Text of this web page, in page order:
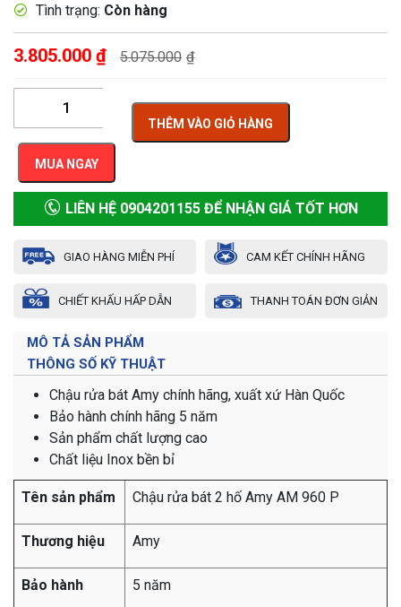
Tình trạng: Còn hàng
3.805.000 ₫ 5.075.000 ₫
THÊM VÀO GIỎ HÀNG
MUA NGAY
LIÊN HỆ 0904201155 ĐỂ NHẬN GIÁ TỐT HƠN
GIAO HÀNG MIỄN PHÍ CAM KẾT CHÍNH HÃNG
CHIẾT KHẤU HẤP DẪN THANH TOÁN ĐƠN GIẢN
MÔ TẢ SẢN PHẨM
THÔNG SỐ KỸ THUẬT
Chậu rửa bát Amy chính hãng, xuất xứ Hàn Quốc
Bảo hành chính hãng 5 năm
Sản phẩm chất lượng cao
Chất liệu Inox bền bỉ
Tên sản phẩm Chậu rửa bát 2 hố Amy AM 960 P
Thương hiệu Amy
Bảo hành 5 năm